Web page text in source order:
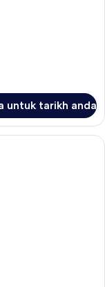
untuk tarikh anda
Room, Non Smoking |